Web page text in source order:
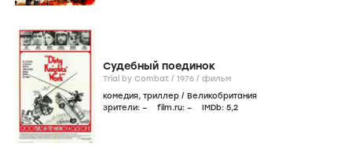
Судебный поединок
Trial by Combat / 1976 / фильм
комедия, триллер / Великобритания
зрители: – film.ru: – IMDb: 5,2